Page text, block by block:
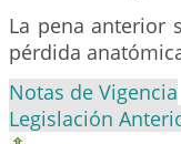
La pena anterior
pérdida
Notas de Vigencia
Legislación